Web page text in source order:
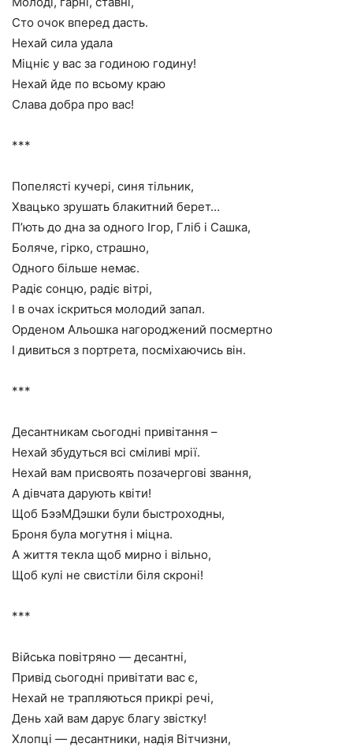
Сто очок вперед дасть.
Нехай сила удала
Міцніє у вас за годиною годину!
Нехай йде по всьому краю
Слава добра про вас!
***
Попелясті кучері, синя тільник,
Хвацько зрушать блакитний берет…
П’ють до дна за одного Ігор, Гліб і Сашка,
Боляче, гірко, страшно,
Одного більше немає.
Радіє сонцю, радіє вітрі,
І в очах іскриться молодий запал.
Орденом Альошка нагороджений посмертно
І дивиться з портрета, посміхаючись він.
***
Десантникам сьогодні привітання –
Нехай збудуться всі сміливі мрії.
Нехай вам присвоять позачергові звання,
А дівчата дарують квіти!
Щоб БээМДэшки були быстроходны,
Броня була могутня і міцна.
А життя текла щоб мирно і вільно,
Щоб кулі не свистіли біля скроні!
***
Війська повітряно — десантні,
Привід сьогодні привітати вас є,
Нехай не трапляються прикрі речі,
День хай вам дарує благу звістку!
Хлопці — десантники, надія Вітчизни,